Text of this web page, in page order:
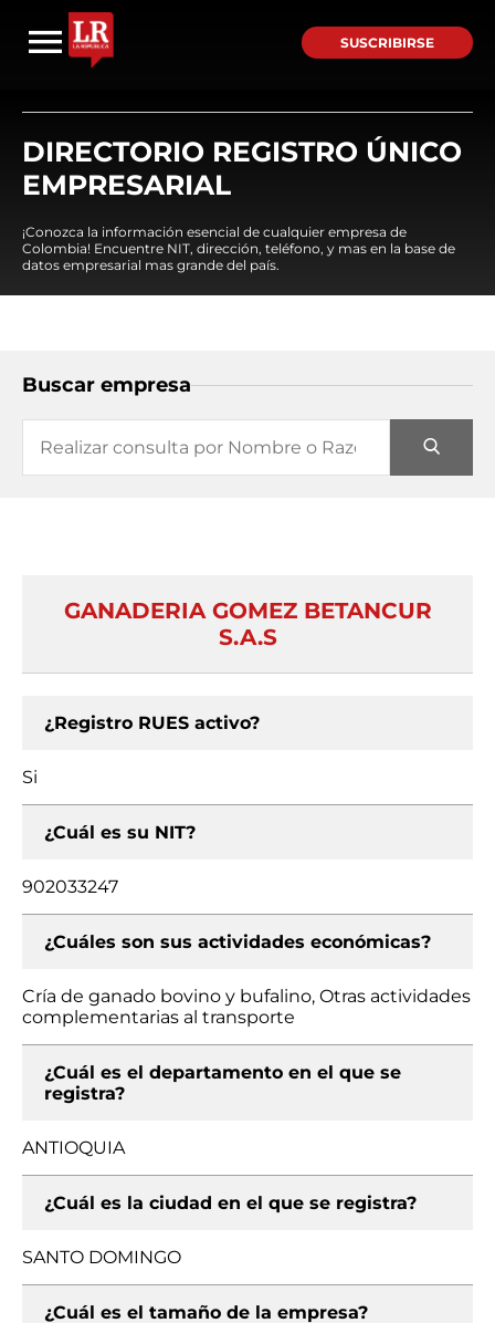
SUSCRIBIRSE
DIRECTORIO REGISTRO ÚNICO
EMPRESARIAL
¡Conozca la información esencial de cualquier empresa de
Colombia! Encuentre NIT, dirección, teléfono, y mas en la base de
datos empresarial mas grande del país.
Buscar empresa
GANADERIA GOMEZ BETANCUR
S.A.S
¿Registro RUES activo?
Si
¿Cuál es su NIT?
902033247
¿Cuáles son sus actividades económicas?
Cría de ganado bovino y bufalino, Otras actividades
complementarias al transporte
¿Cuál es el departamento en el que se
registra?
ANTIOQUIA
¿Cuál es la ciudad en el que se registra?
SANTO DOMINGO
¿Cuál es el tamaño de la empresa?